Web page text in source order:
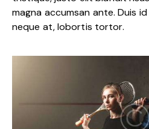
magna accumsan ante. Duis
neque at, lobortis tortor.